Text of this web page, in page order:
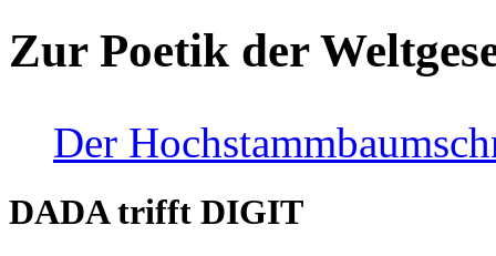
Zur Poetik der
Der
DADA trifft DIGIT